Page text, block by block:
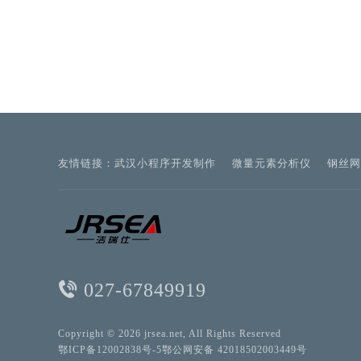
友情链接： 武汉小程序开发制作 微量元素分析仪 钢丝
027-67849919
Copyright © 2026 jrsea.net, All Rights Reserved
鄂ICP备12002838号-5鄂公网安备 42018502003449号